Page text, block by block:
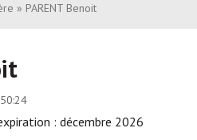
» PARENT Benoit
: décembre 2026